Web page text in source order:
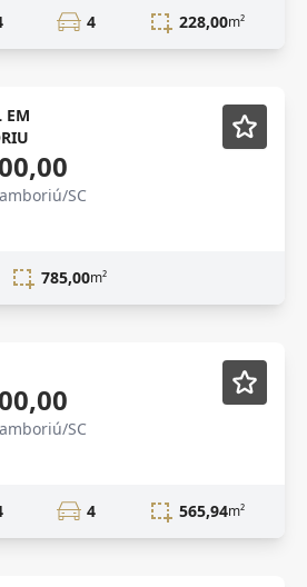
4 228,00m²
EM
SC
785,00m²
SC
4 565,94m²